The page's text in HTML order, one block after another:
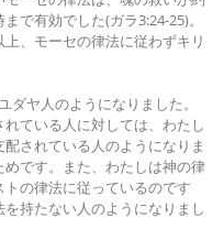
で有効でした(ガラ3:24-25)。
、モーセの律法に従わずキリ
ヤ人のようになりました。
ている人に対しては、わたし
されている人のようになりま
です。また、わたしは神の律
の律法に従っているのです
持たない人のようになりまし